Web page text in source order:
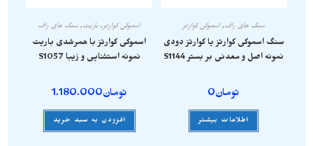
سنگ های راف,اسموکی کوارتز
سنگ اسموکی کوارتز یا کوارتز دودی
نمونه اصل و معدنی بر بستر S1144
تومان0
اطلاعات بیشتر
اسموکی کوارتز, باریت, سنگ های راف
اسموکی کوارتز با همرشدی باریت
نمونه استثنایی و زیبا S1057
تومان1.180.000
افزودن به سبد خرید